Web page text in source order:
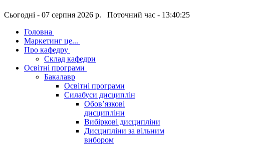
Сьогодні - 07 серпня 2026 р. Поточний час - 13:40:26
Головна
Маркетинг це...
Про кафедру
Склад кафедри
Освітні програми
Бакалавр
Освітні програми
Силабуси дисциплін
Обов’язкові
дисципліни
Вибіркові дисципліни
Дисципліни за вільним
вибором